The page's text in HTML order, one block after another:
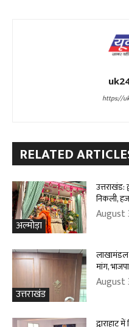
https://
RELATED
अल्मोड़ा
उत्तराखंड:
निकली,
August
उत्तराखंड
लाखामंडल
मांग,
August
द्वाराहाट